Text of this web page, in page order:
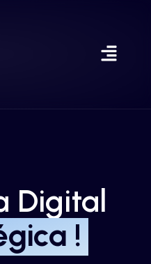
Digital
!